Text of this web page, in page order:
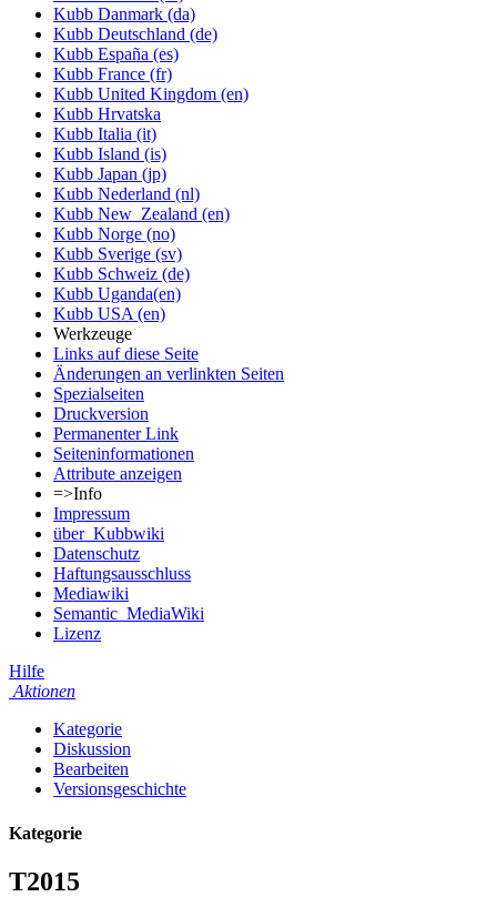
Kubb Danmark (da)
Kubb Deutschland (de)
Kubb España (es)
Kubb France (fr)
Kubb United Kingdom (en)
Kubb Hrvatska
Kubb Italia (it)
Kubb Island (is)
Kubb Japan (jp)
Kubb Nederland (nl)
Kubb New_Zealand (en)
Kubb Norge (no)
Kubb Sverige (sv)
Kubb Schweiz (de)
Kubb Uganda(en)
Kubb USA (en)
Werkzeuge
Links auf diese Seite
Änderungen an verlinkten Seiten
Spezialseiten
Druckversion
Permanenter Link
Seiten­informationen
Attribute anzeigen
=>Info
Impressum
über_Kubbwiki
Datenschutz
Haftungsausschluss
Mediawiki
Semantic_MediaWiki
Lizenz
Hilfe
Aktionen
Kategorie
Diskussion
Bearbeiten
Versionsgeschichte
Kategorie
T2015